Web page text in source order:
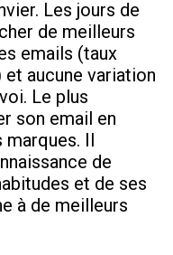
Les jours de
de meilleurs
emails (taux
aucune variation
Le plus
son email en
marques. Il
de
et de ses
à de meilleurs